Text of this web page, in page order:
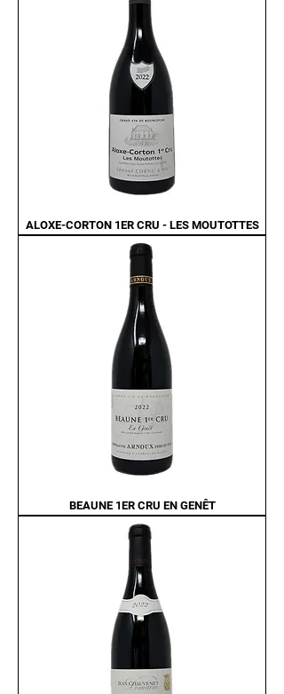
ALOXE-CORTON 1ER CRU - LES MOUTOTTES
BEAUNE 1ER CRU EN GENÊT